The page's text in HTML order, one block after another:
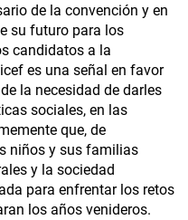
de la convención y en
su futuro para los
candidatos a la
es una señal en favor
la necesidad de darles
sociales, en las
que, de
niños y sus familias
y la sociedad
para enfrentar los retos
los años venideros.